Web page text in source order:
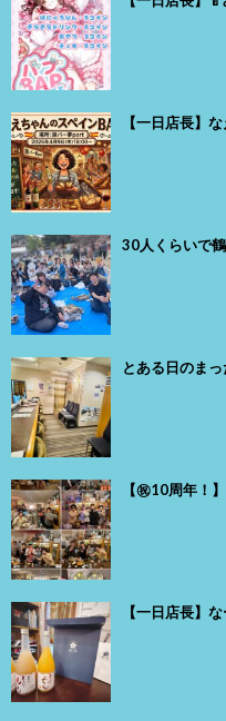
【一日店長】
30人くらいで
とある日のま
【㊗️10周年！
【一日店長】